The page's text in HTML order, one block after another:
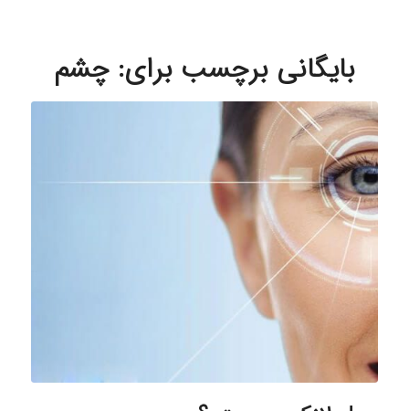
بایگانی برچسب برای: چشم